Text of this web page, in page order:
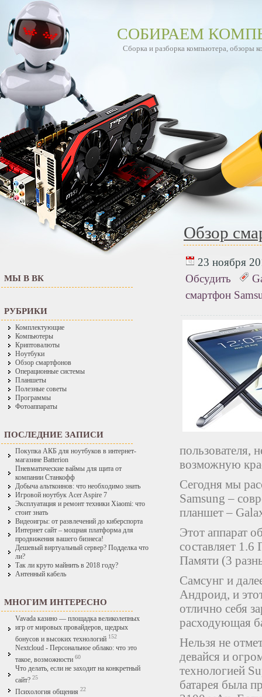
СОБИРАЕМ
Сборка и разборка компьютера, обзоры
МЫ В ВК
РУБРИКИ
Комплектующие
Компьютеры
Криптовалюты
Ноутбуки
Обзор смартфонов
Операционные системы
Планшеты
Полезные советы
Программы
Фотоаппараты
ПОСЛЕДНИЕ ЗАПИСИ
Покупка АКБ для ноутбуков в интернет-
магазине Batterion
Пневматические ваймы для щита от
компании Станкофф
Добыча альткоинов: что необходимо знать
Игровой ноутбук Acer Aspire 7
Эксплуатация и ремонт техники Xiaomi: что
стоит знать
Видеоигры: от развлечений до киберспорта
Интернет сайт – мощная платформа для
продвижения вашего бизнеса!
Дешевый виртуальный сервер? Подделка что
ли?
Так ли круто майнить в 2018 году?
Антенный кабель
МНОГИМ ИНТЕРЕСНО
Vavada казино — площадка великолепных
игр от мировых провайдеров, щедрых
бонусов и высоких технологий 152
Nextcloud - Персональное облако: что это
такое, возможности 60
Что делать, если не заходит на конкретный
сайт? 25
Психология общения 22
Обзор
23 ноября
Обсудить
смартфон
пользователя,
возможную
Сегодня мы
Samsung –
планшет –
Этот аппарат
составляет
Памяти (3
Самсунг и
Андроид, и
отлично себя
расходующая
Нельзя не
девайся и
технологией
батарея была